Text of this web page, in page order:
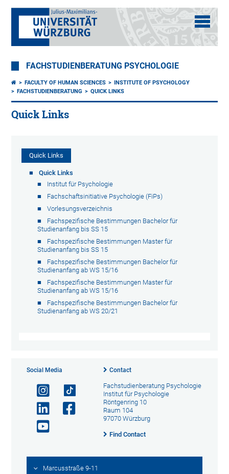
FACHSTUDIENBERATUNG PSYCHOLOGIE
FACULTY OF HUMAN SCIENCES
INSTITUTE OF PSYCHOLOGY
FACHSTUDIENBERATUNG
QUICK LINKS
Quick Links
Quick Links
Quick Links
Institut für Psychologie
Fachschaftsinitiative Psychologie (FiPs)
Vorlesungsverzeichnis
Fachspezifische Bestimmungen Bachelor für
Studienanfang bis SS 15
Fachspezifische Bestimmungen Master für
Studienanfang bis SS 15
Fachspezifische Bestimmungen Bachelor für
Studienanfang ab WS 15/16
Fachspezifische Bestimmungen Master für
Studienanfang ab WS 15/16
Fachspezifische Bestimmungen Bachelor für
Studienanfang ab WS 20/21
Social Media Contact
Fachstudienberatung Psychologie
Institut für Psychologie
Röntgenring 10
Raum 104
97070 Würzburg
Find Contact
Marcusstraße 9-11